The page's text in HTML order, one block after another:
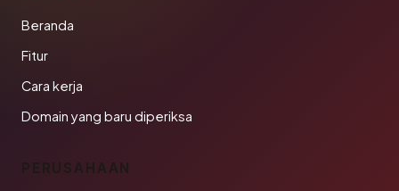
Beranda
Fitur
Cara kerja
Domain yang baru diperiksa
PERUSAHAAN